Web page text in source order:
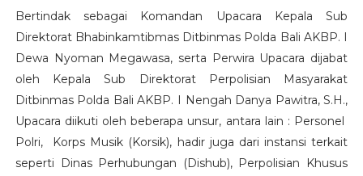
Bertindak sebagai Komandan Upacara Kepala Sub
Direktorat Bhabinkamtibmas Ditbinmas Polda Bali AKBP. I
Dewa Nyoman Megawasa, serta Perwira Upacara dijabat
oleh Kepala Sub Direktorat Perpolisian Masyarakat
Ditbinmas Polda Bali AKBP. I Nengah Danya Pawitra, S.H.,
Upacara diikuti oleh beberapa unsur, antara lain : Personel
Polri, Korps Musik (Korsik), hadir juga dari instansi terkait
seperti Dinas Perhubungan (Dishub), Perpolisian Khusus